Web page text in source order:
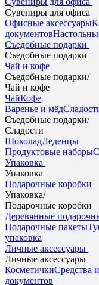
Сувениры для офиса
Офисные аксессуары
документов
Съедобные подарки
Съедобные подарки
Чай и кофе
Съедобные подарки/
Чай и кофе
ЧайКофе
Варенье и мёд
Съедобные подарки/
Сладости
ШоколадЛеденцы
Продуктовые наборы
Упаковка
Упаковка
Подарочные коробки
Упаковка/
Подарочные коробки
Деревянные
Подарочные пакеты
упаковка
Личные аксессуары
Личные аксессуары
КосметичкиСредства
документов